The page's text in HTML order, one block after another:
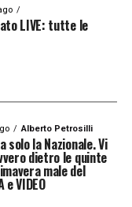
visto al
mai».
DEL MONDO
subito
devono
LIVE: tutte le
Alberto Petrosilli
solo la Nazionale. Vi
dietro le quinte
male del
VIDEO